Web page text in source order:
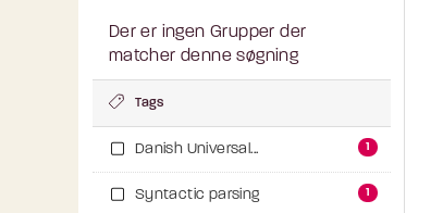
Der er ingen Grupper der
matcher denne søgning
Tags
Danish Universal... 1
Syntactic parsing 1